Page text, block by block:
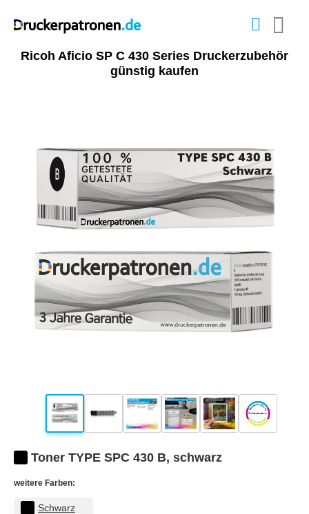
Ricoh Aficio SP C 430 Series Druckerzubehör
günstig kaufen
Toner TYPE SPC 430 B, schwarz
weitere Farben:
Schwarz